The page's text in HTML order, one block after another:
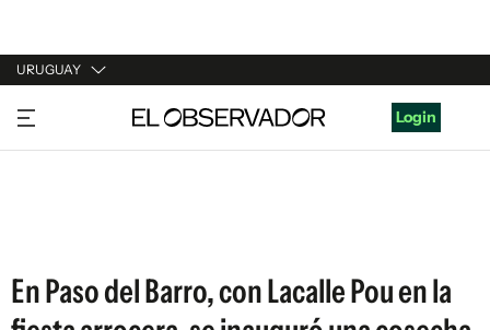
URUGUAY
URUGUAY
ARGENTINA
Login
En Paso del Barro, con Lacalle Pou en la